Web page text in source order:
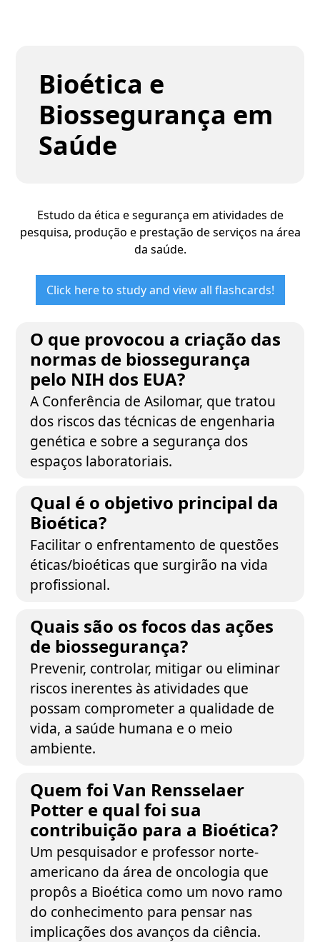
Bioética e
Biossegurança em
Saúde
Estudo da ética e segurança em atividades de
pesquisa, produção e prestação de serviços na área
da saúde.
Click here to study and view all flashcards!
O que provocou a criação das
normas de biossegurança
pelo NIH dos EUA?
A Conferência de Asilomar, que tratou
dos riscos das técnicas de engenharia
genética e sobre a segurança dos
espaços laboratoriais.
Qual é o objetivo principal da
Bioética?
Facilitar o enfrentamento de questões
éticas/bioéticas que surgirão na vida
profissional.
Quais são os focos das ações
de biossegurança?
Prevenir, controlar, mitigar ou eliminar
riscos inerentes às atividades que
possam comprometer a qualidade de
vida, a saúde humana e o meio
ambiente.
Quem foi Van Rensselaer
Potter e qual foi sua
contribuição para a Bioética?
Um pesquisador e professor norte-
americano da área de oncologia que
propôs a Bioética como um novo ramo
do conhecimento para pensar nas
implicações dos avanços da ciência.